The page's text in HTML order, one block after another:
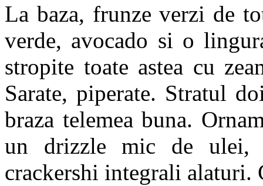
La baza, frunze verzi de
verde, avocado si o
stropite toate astea cu
Sarate, piperate. Stratul
braza telemea buna.
un drizzle mic de ulei,
crackershi integrali alaturi.